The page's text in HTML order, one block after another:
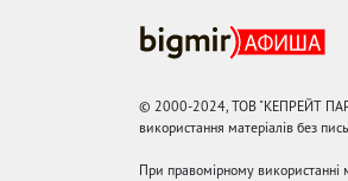
© 2000-2024, ТОВ "КЕПРЕЙТ
використання матеріалів без
При правомірному використанні